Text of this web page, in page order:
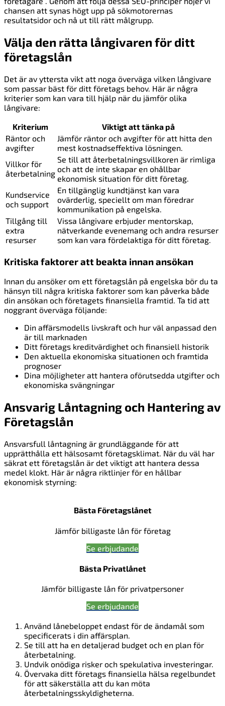
chansen att synas högt upp på sökmotorernas
resultatsidor och nå ut till rätt målgrupp.
Välja den rätta långivaren för ditt
företagslån
Det är av yttersta vikt att noga överväga vilken långivare
som passar bäst för ditt företags behov. Här är några
kriterier som kan vara till hjälp när du jämför olika
långivare:
Kriterium
Viktigt att tänka på
Räntor och
avgifter
Jämför räntor och avgifter för att hitta den
mest kostnadseffektiva lösningen.
Villkor för
återbetalning
Se till att återbetalningsvillkoren är rimliga
och att de inte skapar en ohållbar
ekonomisk situation för ditt företag.
Kundservice
och support
En tillgänglig kundtjänst kan vara
ovärderlig, speciellt om man föredrar
kommunikation på engelska.
Tillgång till
extra
resurser
Vissa långivare erbjuder mentorskap,
nätverkande evenemang och andra resurser
som kan vara fördelaktiga för ditt företag.
Kritiska faktorer att beakta innan ansökan
Innan du ansöker om ett företagslån på engelska bör du ta
hänsyn till några kritiska faktorer som kan påverka både
din ansökan och företagets finansiella framtid. Ta tid att
noggrant överväga följande:
Din affärsmodells livskraft och hur väl anpassad den
är till marknaden
Ditt företags kreditvärdighet och finansiell historik
Den aktuella ekonomiska situationen och framtida
prognoser
Dina möjligheter att hantera oförutsedda utgifter och
ekonomiska svängningar
Ansvarig Låntagning och Hantering av
Företagslån
Ansvarsfull låntagning är grundläggande för att
upprätthålla ett hälsosamt företagsklimat. När du väl har
säkrat ett företagslån är det viktigt att hantera dessa
medel klokt. Här är några riktlinjer för en hållbar
ekonomisk styrning:
Bästa Företagslånet
Jämför billigaste lån för företag
Se erbjudande
Bästa Privatlånet
Jämför billigaste lån för privatpersoner
Se erbjudande
Använd lånebeloppet endast för de ändamål som
specificerats i din affärsplan.
Se till att ha en detaljerad budget och en plan för
återbetalning.
Undvik onödiga risker och spekulativa investeringar.
Övervaka ditt företags finansiella hälsa regelbundet
för att säkerställa att du kan möta
återbetalningsskyldigheterna.